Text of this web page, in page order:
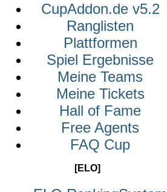
CupAddon.de v5.2
Ranglisten
Plattformen
Spiel Ergebnisse
Meine Teams
Meine Tickets
Hall of Fame
Free Agents
FAQ Cup
[ELO]